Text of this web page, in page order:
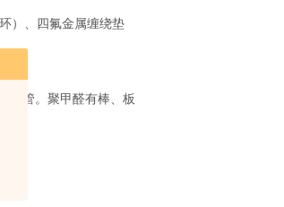
）、四氟金属缠绕垫
、管。聚甲醛有棒、板